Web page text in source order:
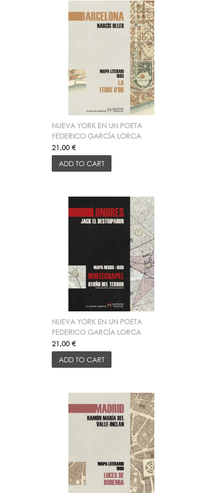
NUEVA YORK EN UN POETA
FEDERICO GARCÍA LORCA
21,00 €
ADD TO CART
NUEVA YORK EN UN POETA
FEDERICO GARCÍA LORCA
21,00 €
ADD TO CART